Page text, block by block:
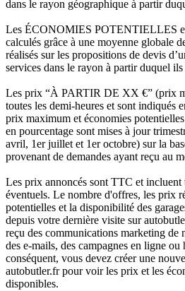
dans le rayon géographique à partir
Les ÉCONOMIES POTENTIELLES
calculés grâce à une moyenne globale
réalisés sur les propositions de devis
services dans le rayon à partir duquel ils
Les prix “À PARTIR DE XX €” (prix
toutes les demi-heures et sont indiqués
prix maximum et économies
en pourcentage sont mises à jour
avril, 1er juillet et 1er octobre) sur la
provenant de demandes ayant reçu au
Les prix annoncés sont TTC et incluent
éventuels. Le nombre d'offres, les prix
potentielles et la disponibilité des
depuis votre dernière visite sur
reçu des communications marketing de
des e-mails, des campagnes en ligne ou
conséquent, vous devez créer une
autobutler.fr pour voir les prix et les
disponibles.